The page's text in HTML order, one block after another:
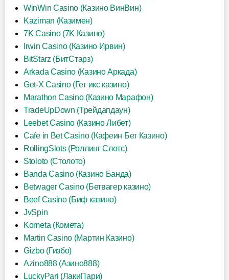
WinWin Casino (Казино ВинВин)
Kaziman (Казимен)
7K Casino (7K Казино)
Irwin Casino (Казино Ирвин)
BitStarz (БитСтарз)
Arkada Casino (Казино Аркада)
Get-X Casino (Гет икс казино)
Marathon Casino (Казино Марафон)
TradeUpDown (Трейдапдаун)
Leebet Casino (Казино Либет)
Cafe in Bet Casino (Кафеин Бет Казино)
RollingSlots (Роллинг Слотс)
Stoloto (Столото)
Banda Casino (Казино Банда)
Betwager Casino (Бетвагер казино)
Beef Casino (Биф казино)
JvSpin
Kometa (Комета)
Martin Casino (Мартин Казино)
Gizbo (Гизбо)
Azino888 (Азино888)
LuckyPari (ЛакиПари)